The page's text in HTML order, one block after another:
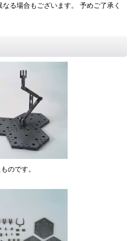
る場合もございます。 予めご了承く
のです。